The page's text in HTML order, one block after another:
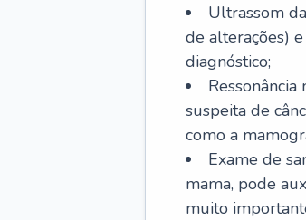
Ultrassom
de alterações)
diagnóstico;
suspeita de
como a
Exame de
mama, pode
muito